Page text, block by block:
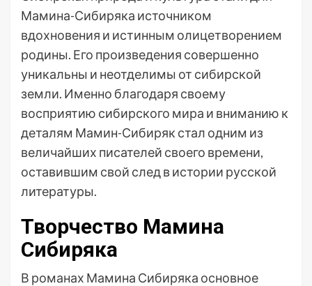
Мамина-Сибиряка источником
вдохновения и истинным олицетворением
родины. Его произведения совершенно
уникальны и неотделимы от сибирской
земли. Именно благодаря своему
восприятию сибирского мира и вниманию к
деталям Мамин-Сибиряк стал одним из
величайших писателей своего времени,
оставившим свой след в истории русской
литературы.
Творчество Мамина
Сибиряка
В романах Мамина Сибиряка основное